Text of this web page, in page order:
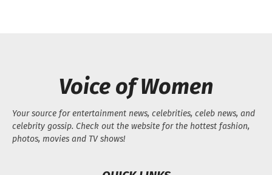
Voice of Women
Your source for entertainment news, celebrities, celeb news, and
celebrity gossip. Check out the website for the hottest fashion,
photos, movies and TV shows!